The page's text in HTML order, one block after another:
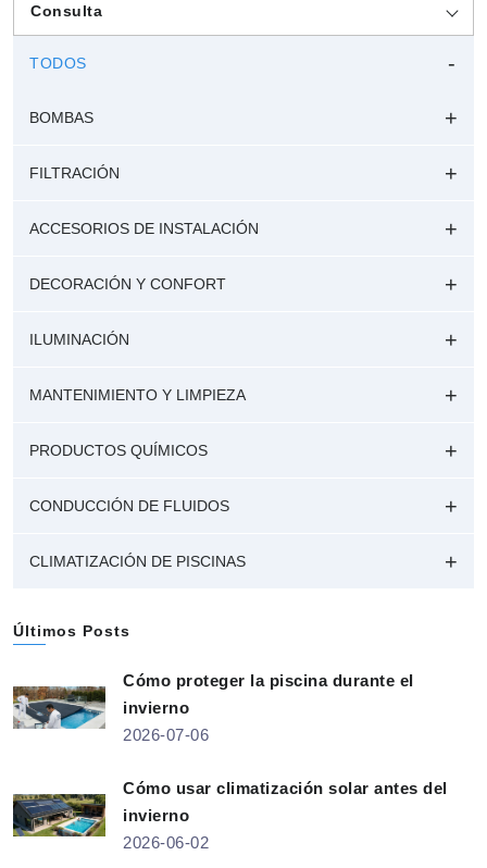
Consulta
TODOS
BOMBAS
FILTRACIÓN
ACCESORIOS DE INSTALACIÓN
DECORACIÓN Y CONFORT
ILUMINACIÓN
MANTENIMIENTO Y LIMPIEZA
PRODUCTOS QUÍMICOS
CONDUCCIÓN DE FLUIDOS
CLIMATIZACIÓN DE PISCINAS
Últimos Posts
Cómo proteger la piscina durante el
invierno
2026-07-06
Cómo usar climatización solar antes del
invierno
2026-06-02